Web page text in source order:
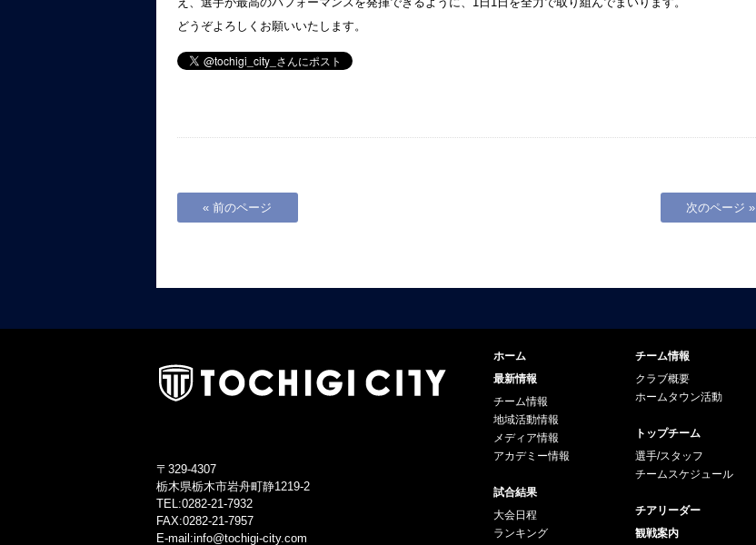
どうぞよろしくお願いいたします。
« 前のページ 次のページ »
〒329-4307
栃木県栃木市岩舟町静1219-2
TEL:0282-21-7932
FAX:0282-21-7957
E-mail:info@tochigi-city.com
ホーム
最新情報
チーム情報
地域活動情報
メディア情報
アカデミー情報
試合結果
大会日程
ランキング
チーム情報
クラブ概要
ホームタウン活動
トップチーム
選手/スタッフ
チームスケジュール
チアリーダー
観戦案内